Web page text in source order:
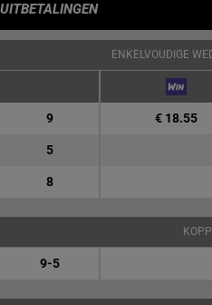
UITBETALINGEN
ENKELVOUDIGE
9 € 18.55
5
8
9-5